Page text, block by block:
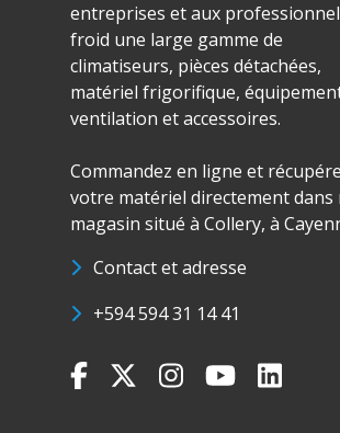
entreprises et aux
froid une large gamme de
climatiseurs, pièces détachées,
matériel frigorifique,
ventilation et accessoires.
Commandez en ligne et
votre matériel directement dans
magasin situé à Collery, à
Contact et adresse
+594 594 31 14 41